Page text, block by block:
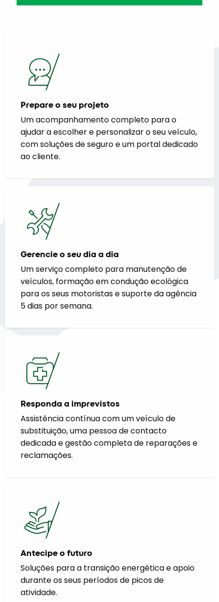
Prepare o seu projeto
Um acompanhamento completo para o
ajudar a escolher e personalizar o seu veículo,
com soluções de seguro e um portal dedicado
ao cliente.
Gerencie o seu dia a dia
Um serviço completo para manutenção de
veículos, formação em condução ecológica
para os seus motoristas e suporte da agência
5 dias por semana.
Responda a imprevistos
Assistência contínua com um veículo de
substituição, uma pessoa de contacto
dedicada e gestão completa de reparações e
reclamações.
Antecipe o futuro
Soluções para a transição energética e apoio
durante os seus períodos de picos de
atividade.